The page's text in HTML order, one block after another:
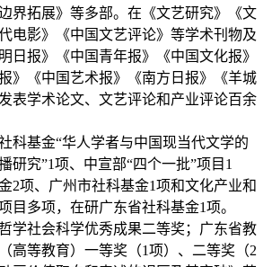
界拓展》 等多部。在《文艺研究》《文
电影》《中国文艺评论》 等学术刊物及
日报》《中国青年报》《中国文化报》
》《中国艺术报》《南方日报》《羊城
发表学术论文、文艺评论和产业评论百余
科基金“华人学者与中国现当代文学的
研究”1项、中宣部“四个一批”项目1
2项、广州市社科基金1项和文化产业和
目多项，在研广东省社科基金1项。
学社会科学优秀成果二等奖；广东省教
高等教育）一等奖（1项）、二等奖（2